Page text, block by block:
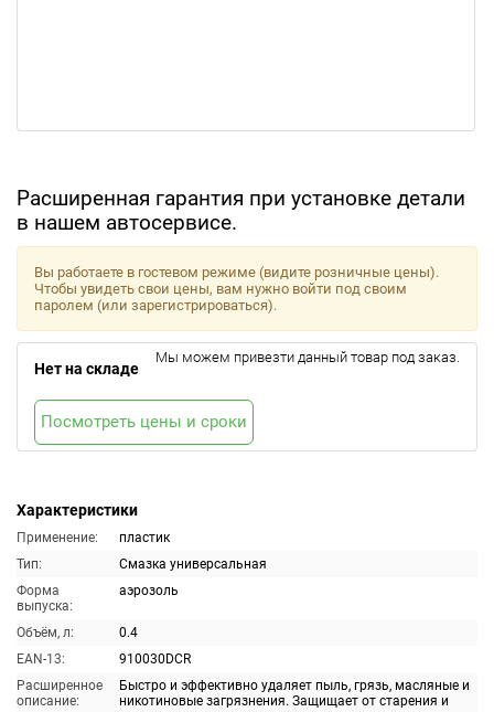
Расширенная гарантия при установке детали
в нашем автосервисе.
Характеристики
Применение:
пластик
Тип:
Смазка универсальная
Форма
выпуска:
аэрозоль
Объём, л:
0.4
EAN-13:
910030DCR
Расширенное
описание:
Быстро и эффективно удаляет пыль, грязь, масляные и
никотиновые загрязнения. Защищает от старения и
Вы работаете в гостевом режиме (видите розничные цены).
Чтобы увидеть свои цены, вам нужно войти под своим
паролем (или зарегистрироваться).
Нет на складе
Мы можем привезти данный товар под заказ.
Посмотреть цены и сроки